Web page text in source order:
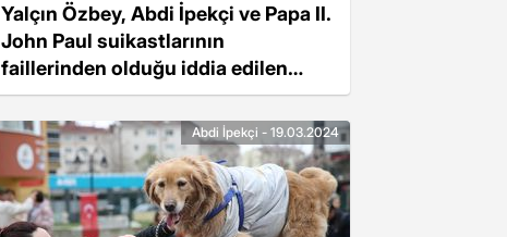
Yalçın Özbey, Abdi İpekçi ve Papa II.
John Paul suikastlarının
faillerinden olduğu iddia edilen
isim, son yolculuğuna uğurlandı
Abdi İpekçi - 19.03.2024